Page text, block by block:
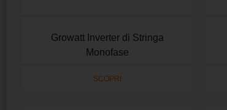
Growatt Inverter di Stringa
Monofase
SCOPRI